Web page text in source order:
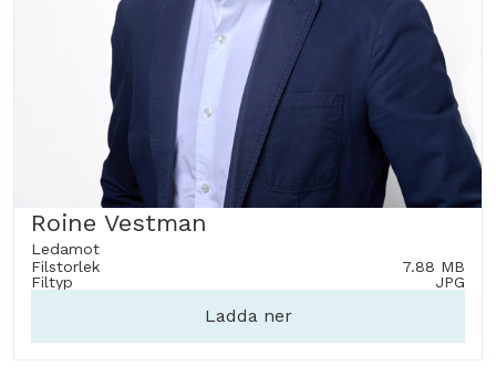
Roine Vestman
Ledamot
Filstorlek
7.88 MB
Filtyp
JPG
Ladda ner